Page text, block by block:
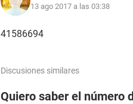
13 ago 2017 a las 03:38
41586694
Discusiones similares
Quiero saber el número